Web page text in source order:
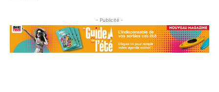
- Publicité -